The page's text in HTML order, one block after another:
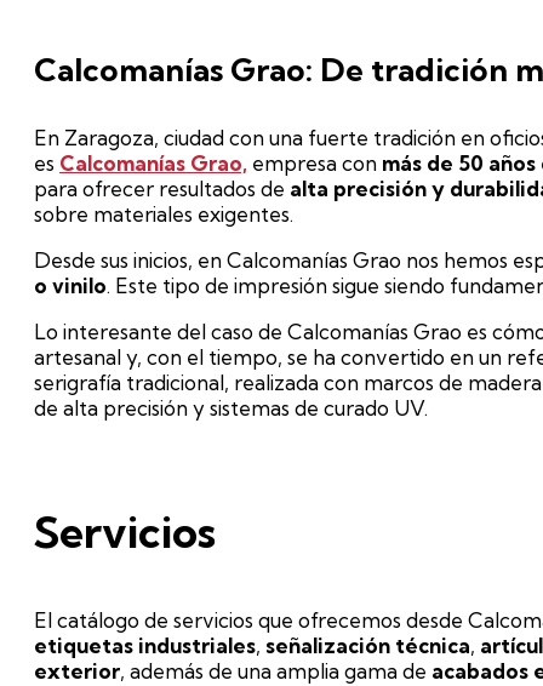
Calcomanías Grao: De tradición
En Zaragoza, ciudad con una fuerte tradición en
es Calcomanías Grao, empresa con más de 50
para ofrecer resultados de alta precisión y
sobre materiales exigentes.
Desde sus inicios, en Calcomanías Grao nos hemos
o vinilo. Este tipo de impresión sigue siendo
Lo interesante del caso de Calcomanías Grao es
artesanal y, con el tiempo, se ha convertido en un
serigrafía tradicional, realizada con marcos de
de alta precisión y sistemas de curado UV.
Servicios
El catálogo de servicios que ofrecemos desde
etiquetas industriales, señalización técnica,
exterior, además de una amplia gama de acabados